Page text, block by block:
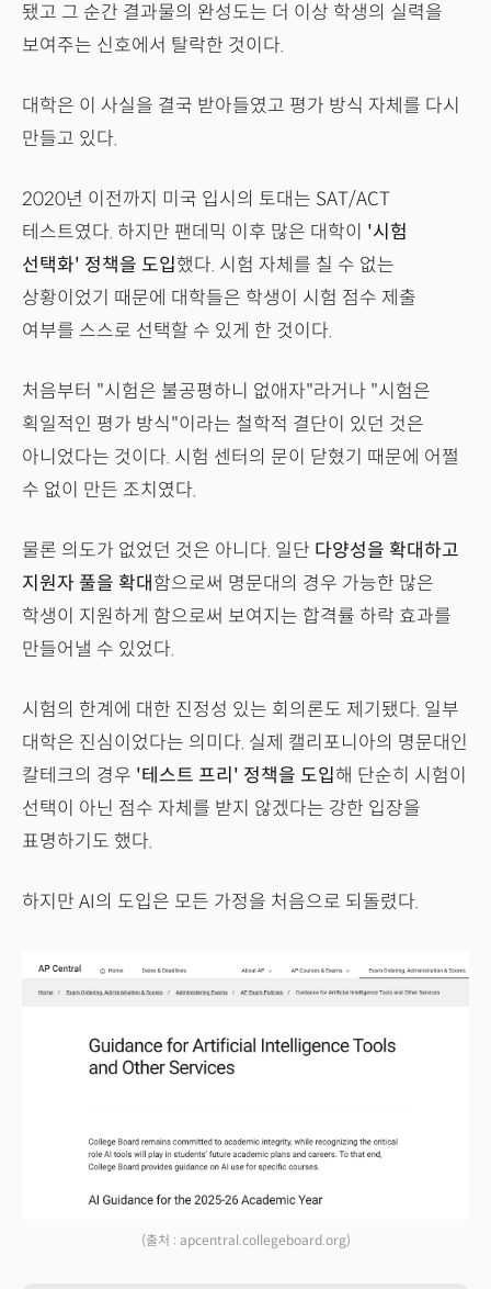
됐고 그 순간 결과물의 완성도는 더 이상 학생의 실력을
보여주는 신호에서 탈락한 것이다.
대학은 이 사실을 결국 받아들였고 평가 방식 자체를 다시
만들고 있다.
2020년 이전까지 미국 입시의 토대는 SAT/ACT
테스트였다. 하지만 팬데믹 이후 많은 대학이 '시험
선택화' 정책을 도입했다. 시험 자체를 칠 수 없는
상황이었기 때문에 대학들은 학생이 시험 점수 제출
여부를 스스로 선택할 수 있게 한 것이다.
처음부터 "시험은 불공평하니 없애자"라거나 "시험은
획일적인 평가 방식"이라는 철학적 결단이 있던 것은
아니었다는 것이다. 시험 센터의 문이 닫혔기 때문에 어쩔
수 없이 만든 조치였다.
물론 의도가 없었던 것은 아니다. 일단 다양성을 확대하고
지원자 풀을 확대함으로써 명문대의 경우 가능한 많은
학생이 지원하게 함으로써 보여지는 합격률 하락 효과를
만들어낼 수 있었다.
시험의 한계에 대한 진정성 있는 회의론도 제기됐다. 일부
대학은 진심이었다는 의미다. 실제 캘리포니아의 명문대인
칼테크의 경우 '테스트 프리' 정책을 도입해 단순히 시험이
선택이 아닌 점수 자체를 받지 않겠다는 강한 입장을
표명하기도 했다.
하지만 AI의 도입은 모든 가정을 처음으로 되돌렸다.
(출처 : apcentral.collegeboard.org)